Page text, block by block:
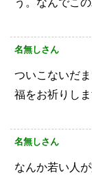
う。なんでこ
名無しさん
ついこないだ
福をお祈りしま
名無しさん
なんか若い人